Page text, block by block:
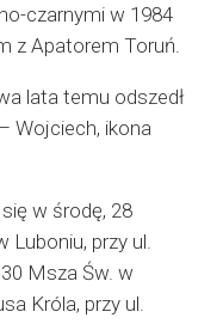
czarnymi w 1984
z Apatorem Toruń.
lata temu odszedł
Wojciech, ikona
w środę, 28
przy ul.
Msza Św. w
Króla, przy ul.